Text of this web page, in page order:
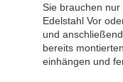
Sie brauchen
Edelstahl Vor
und
bereits
einhängen und